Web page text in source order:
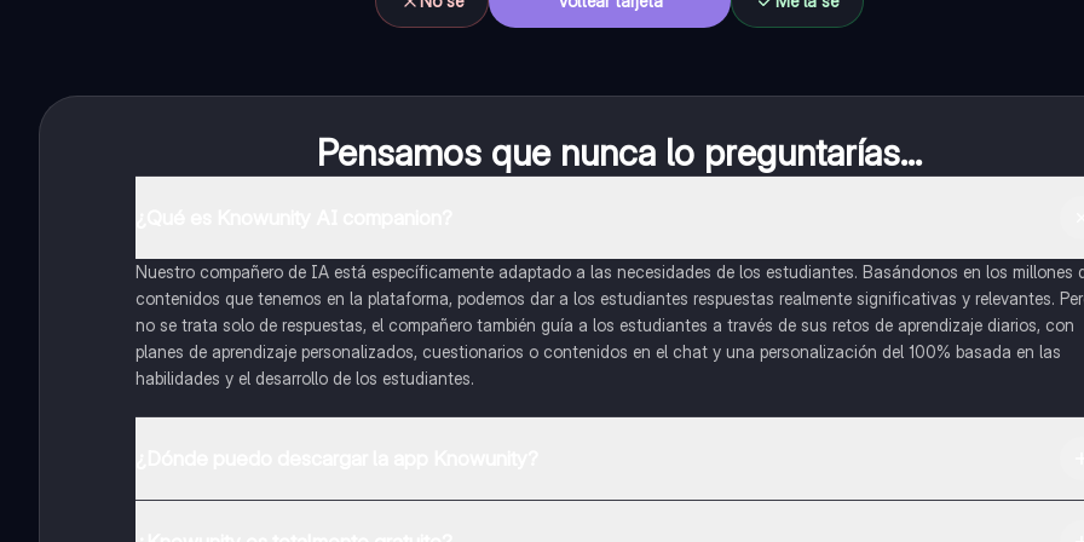
Pensamos que nunca lo preguntarías...
Nuestro compañero de IA está específicamente adaptado a las necesidades de los estudiantes. Basándonos en los millones
contenidos que tenemos en la plataforma, podemos dar a los estudiantes respuestas realmente significativas y relevantes.
no se trata solo de respuestas, el compañero también guía a los estudiantes a través de sus retos de aprendizaje diarios, con
planes de aprendizaje personalizados, cuestionarios o contenidos en el chat y una personalización del 100% basada en las
habilidades y el desarrollo de los estudiantes.